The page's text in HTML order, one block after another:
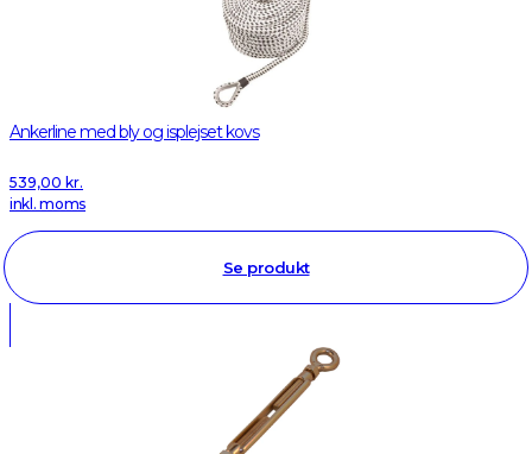
Ankerline med bly og isplejset kovs
539,00 kr.
inkl. moms
Se produkt